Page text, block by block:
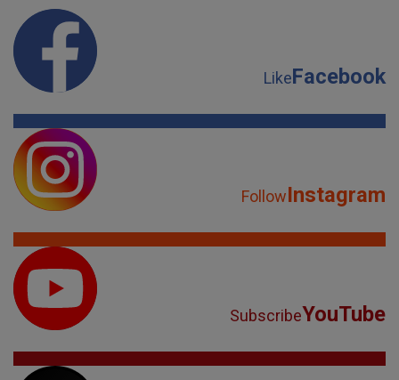
LikeFacebook
FollowInstagram
SubscribeYouTube